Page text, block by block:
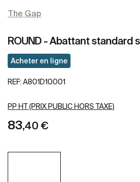
The Gap
ROUND - Abattant standard
Acheter en ligne
REF: A801D10001
PP HT (PRIX PUBLIC HORS TAXE)
83,40 €